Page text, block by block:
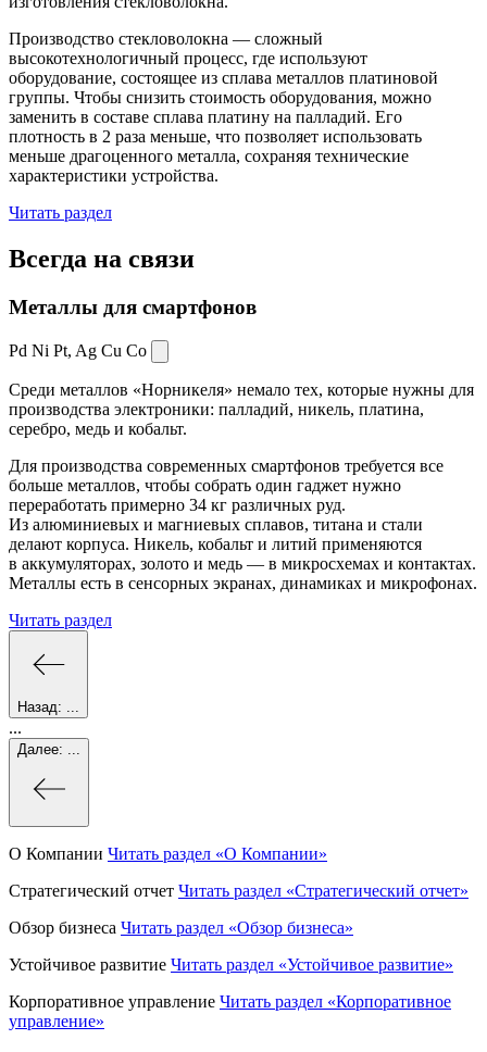
Производство стекловолокна — сложный
высокотехнологичный процесс, где используют
оборудование, состоящее из сплава металлов платиновой
группы. Чтобы снизить стоимость оборудования, можно
заменить в составе сплава платину на палладий. Его
плотность в 2 раза меньше, что позволяет использовать
меньше драгоценного металла, сохраняя технические
характеристики устройства.
Читать раздел
Всегда на связи
Металлы для смартфонов
Pd Ni Pt, Ag Cu Co
Среди металлов «Норникеля» немало тех, которые нужны для
производства электроники: палладий, никель, платина,
серебро, медь и кобальт.
Для производства современных смартфонов требуется все
больше металлов, чтобы собрать один гаджет нужно
переработать примерно 34 кг различных руд.
Из алюминиевых и магниевых сплавов, титана и стали
делают корпуса. Никель, кобальт и литий применяются
в аккумуляторах, золото и медь — в микросхемах и контактах.
Металлы есть в сенсорных экранах, динамиках и микрофонах.
Читать раздел
Назад:
...
Далее:
О Компании Читать раздел «О Компании»
Стратегический отчет Читать раздел «Стратегический отчет»
Обзор бизнеса Читать раздел «Обзор бизнеса»
Устойчивое развитие Читать раздел «Устойчивое развитие»
Корпоративное управление Читать раздел «Корпоративное
управление»